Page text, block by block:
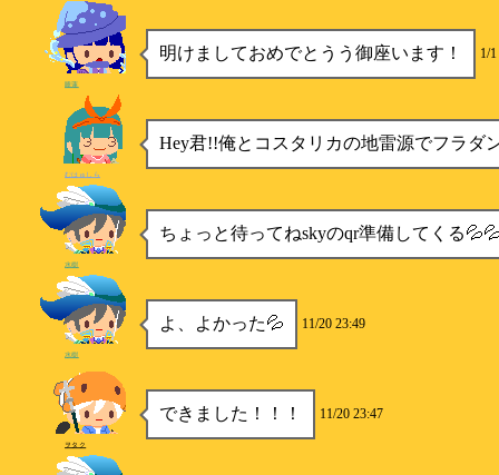
明けましておめでとうう御座います！ 1/
睡蓮
Hey君!!俺とコスタリカの地雷源でフラダ
むはゅしら
ちょっと待ってねskyのqr準備してくる
水樹
よ、よかった💦 11/20 23:49
水樹
できました！！！ 11/20 23:47
ヲタク